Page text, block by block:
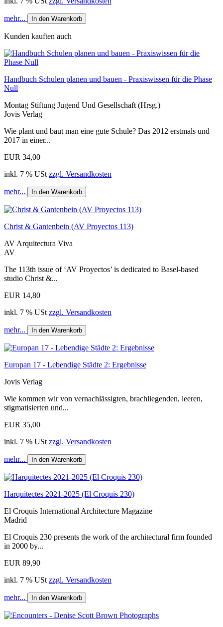
mehr... In den Warenkorb
Kunden kauften auch
Handbuch Schulen planen und bauen - Praxiswissen für die Phase
Null
Montag Stiftung Jugend Und Gesellschaft (Hrsg.)
Jovis Verlag
Wie plant und baut man eine gute Schule? Das 2012 erstmals und
2017 in einer...
EUR 34,00
inkl. 7 % USt zzgl. Versandkosten
mehr... In den Warenkorb
Christ & Gantenbein (AV Proyectos 113)
AV Arquitectura Viva
AV
The 113th issue of ‘AV Proyectos’ is dedicated to Basel-based
studio Christ &...
EUR 14,80
inkl. 7 % USt zzgl. Versandkosten
mehr... In den Warenkorb
Europan 17 - Lebendige Städte 2: Ergebnisse
Jovis Verlag
Wie kommen wir von vernachlässigten, brachliegenden, leeren,
stigmatisierten und...
EUR 35,00
inkl. 7 % USt zzgl. Versandkosten
mehr... In den Warenkorb
Harquitectes 2021-2025 (El Croquis 230)
El Croquis International Architecture Magazine
Madrid
El Croquis 230 presents the work of the architectural firm founded
in 2000 by...
EUR 89,90
inkl. 7 % USt zzgl. Versandkosten
mehr... In den Warenkorb